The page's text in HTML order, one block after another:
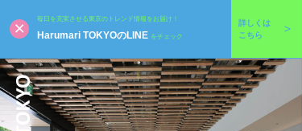
毎日を充実させる東京のトレンド情報をお届け！
Harumari TOKYOのLINE をチェック
詳しくは
こちら